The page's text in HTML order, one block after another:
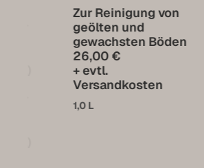
Zur Reinigung von
geölten und
gewachsten Böden
26,00 €
Versandkosten
Zur
für alle
30,00